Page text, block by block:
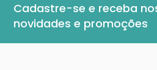
Cadastre-se e receba
novidades e promoções